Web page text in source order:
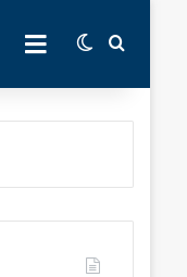
РУБРИКИSwitch skin